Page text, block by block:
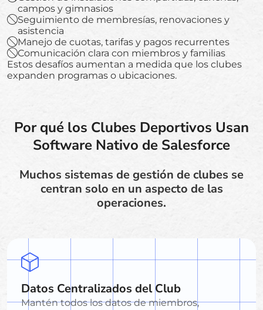
campos y gimnasios
Seguimiento de membresías, renovaciones y
asistencia
Manejo de cuotas, tarifas y pagos recurrentes
Comunicación clara con miembros y familias
Estos desafíos aumentan a medida que los clubes
expanden programas o ubicaciones.
Por qué los Clubes Deportivos Usan
Software Nativo de Salesforce
Muchos sistemas de gestión de clubes se
centran solo en un aspecto de las
operaciones.
Datos Centralizados del Club
Mantén todos los datos de miembros,